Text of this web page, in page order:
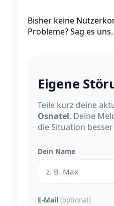
Bisher keine
Probleme? Sag es uns.
Eigene
Teile kurz deine
Osnatel. Deine
die Situation
Dein Name
E-Mail (optional)